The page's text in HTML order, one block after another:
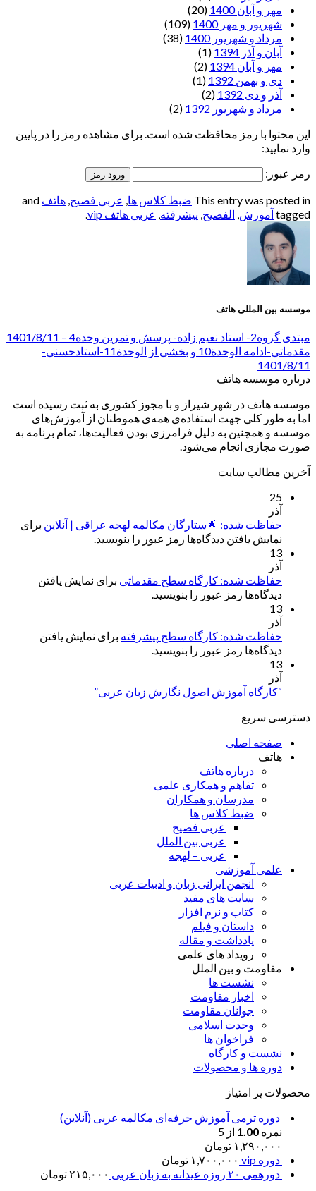
مهر و آبان 1400
(20)
شهریور و مهر 1400
(109)
مرداد و شهریور 1400
(38)
آبان و آذر 1394
(1)
مهر و آبان 1394
(2)
دی و بهمن 1392
(1)
آذر و دی 1392
(2)
مرداد و شهریور 1392
(2)
این محتوا با رمز محافظت شده است. برای مشاهده رمز را در پایین
وارد نمایید:
رمز عبور:
This entry was posted in ضبط کلاس ها, عربی فصیح, هاتف and
tagged آموزش, الفصيح, پیشرفته, عربی هاتف vip .
موسسه بین المللی هاتف
مبتدی گروه2- استاد نعیم زاده- پرسش و تمرین وحده4 – 1401/8/11
مقدماتی-ادامه الوحدة10 و بخشی از الوحدة11-استادحسنی-
1401/8/11
درباره موسسه هاتف
موسسه هاتف در شهر شیراز و با مجوز کشوری به ثبت رسیده است
اما به طور کلی جهت استفاده‌ی همه‌ی هموطنان از آموزش‌های
موسسه و همچنین به دلیل فرامرزی بودن فعالیت‌ها، تمام برنامه به
صورت مجازی انجام می‌شود.
آخرین مطالب سایت
25
آذر
حفاظت شده: 🌟ستارگان مکالمه لهجه عراقی | آنلاین برای
نمایش یافتن دیدگاه‌ها رمز عبور را بنویسید.
13
آذر
حفاظت شده: کارگاه سطح مقدماتی برای نمایش یافتن
دیدگاه‌ها رمز عبور را بنویسید.
13
آذر
حفاظت شده: کارگاه سطح پیشرفته برای نمایش یافتن
دیدگاه‌ها رمز عبور را بنویسید.
13
آذر
“کارگاه آموزش اصول نگارش زبان عربی”
دسترسی سریع
صفحه اصلی
هاتف
درباره هاتف
تفاهم و همکاری علمی
مدرسان و همکاران
ضبط کلاس ها
عربی فصیح
عربی بین الملل
عربی – لهجه
علمی آموزشی
انجمن ایرانی زبان و ادبیات عربی
سایت های مفید
کتاب و نرم افزار
داستان و فیلم
یادداشت و مقاله
رویداد های علمی
مقاومت و بین الملل
نشست ها
اخبار مقاومت
جوانان مقاومت
وحدت اسلامی
فراخوان ها
نشست و کارگاه
دوره ها و محصولات
محصولات پر امتیاز
دوره ترمی آموزش حرفه‌ای مکالمه عربی (آنلاین)
نمره 1.00 از 5
۱,۲۹۰,۰۰۰ تومان
دوره vip
۱,۷۰۰,۰۰۰ تومان
دورهمی ۲۰ روزه عیدانه به زبان عربی
۲۱۵,۰۰۰تومان